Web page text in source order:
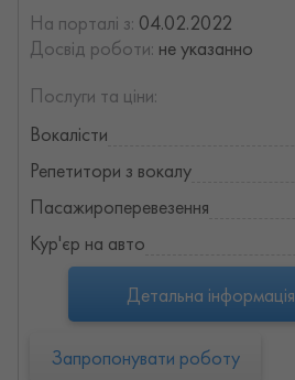
На порталі з: 04.02.2022
Досвід роботи: не указанно
Послуги та ціни:
Вокалісти
Репетитори з вокалу
Пасажироперевезення
Кур'єр на авто
Детальна інформація
Запропонувати роботу